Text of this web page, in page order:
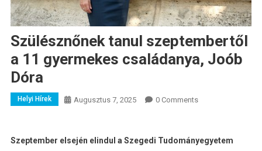
Szülésznőnek tanul szeptembertől
a 11 gyermekes családanya, Joób
Dóra
Helyi Hírek Augusztus 7, 2025 0 Comments
Szeptember elsején elindul a Szegedi Tudományegyetem